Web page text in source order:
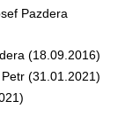
Pazdera
(18.09.2016)
(31.01.2021)